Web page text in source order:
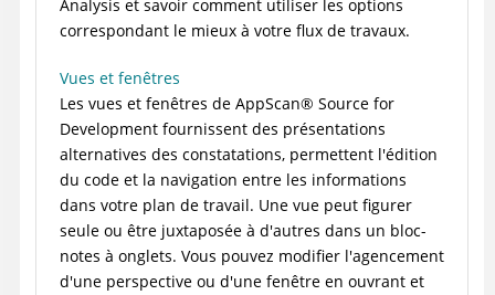
Analysis et savoir comment utiliser les options
correspondant le mieux à votre flux de travaux.
Vues et fenêtres
Les vues et fenêtres de AppScan® Source for
Development fournissent des présentations
alternatives des constatations, permettent l'édition
du code et la navigation entre les informations
dans votre plan de travail. Une vue peut figurer
seule ou être juxtaposée à d'autres dans un bloc-
notes à onglets. Vous pouvez modifier l'agencement
d'une perspective ou d'une fenêtre en ouvrant et